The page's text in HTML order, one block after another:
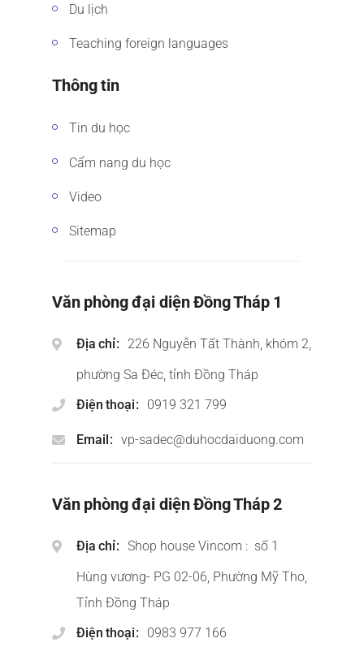
Du lịch
Teaching foreign languages
Thông tin
Tin du học
Cẩm nang du học
Video
Sitemap
Văn phòng đại diện Đồng Tháp 1
Địa chỉ
226 Nguyễn Tất Thành, khóm 2,
phường Sa Đéc, tỉnh Đồng Tháp
Điện thoại
0919 321 799
Email vp-sadec@duhocdaiduong.com
Văn phòng đại diện Đồng Tháp 2
Địa chỉ
Shop house Vincom : số 1
Hùng vương- PG 02-06, Phường Mỹ Tho,
Tỉnh Đồng Tháp
Điện thoại
0983 977 166